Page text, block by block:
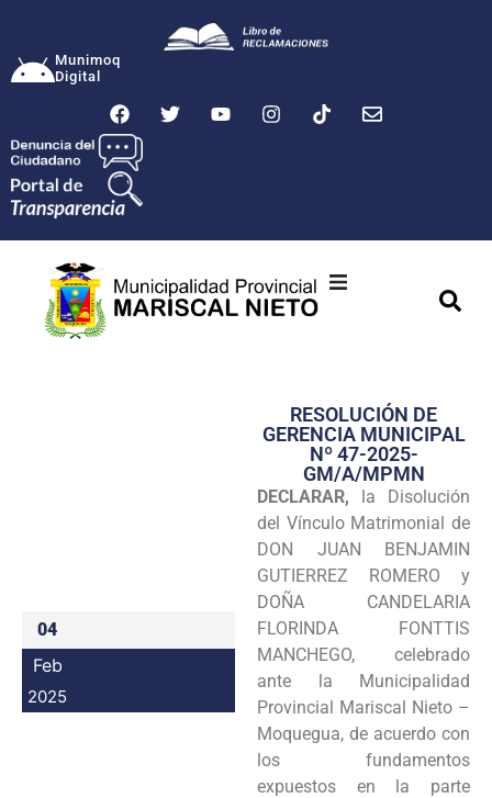
Munimoq
Digital
Transparencia
Seguridad
Programas
Intranet
04
Feb
2025
RESOLUCIÓN DE
GERENCIA MUNICIPAL
Nº 47-2025-
GM/A/MPMN
DECLARAR, la Disolución
del Vínculo Matrimonial de
DON JUAN BENJAMIN
GUTIERREZ ROMERO y
DOÑA CANDELARIA
FLORINDA FONTTIS
MANCHEGO, celebrado
ante la Municipalidad
Provincial Mariscal Nieto –
Moquegua, de acuerdo con
los fundamentos
expuestos en la parte